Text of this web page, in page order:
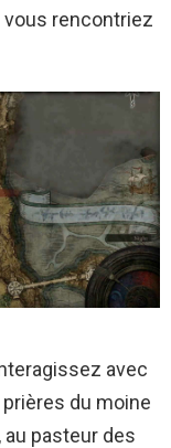
vous rencontriez
avec
du moine
pasteur des